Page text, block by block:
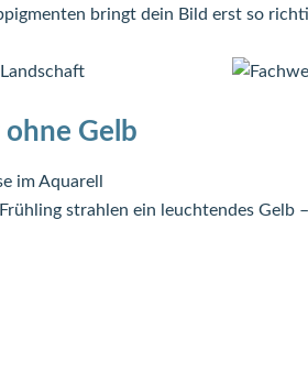
bringt dein Bild erst so
Gelb
strahlen ein leuchtendes